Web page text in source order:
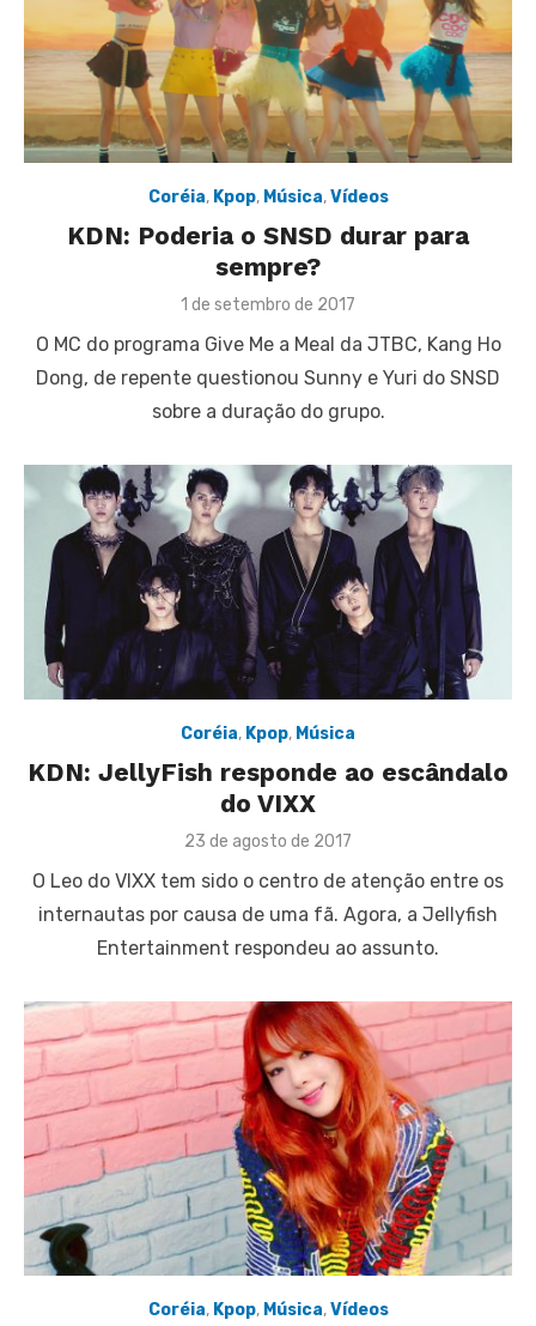
Coréia, Kpop, Música,Vídeos
KDN: Poderia o SNSD durar para
sempre?
Posted
1 de setembro de 2017
O MC do programa Give Me a Meal da JTBC, Kang Ho
Dong, de repente questionou Sunny e Yuri do SNSD
sobre a duração do grupo.
Coréia, Kpop, Música
KDN: JellyFish responde ao escândalo
do VIXX
Posted
23 de agosto de 2017
O Leo do VIXX tem sido o centro de atenção entre os
internautas por causa de uma fã. Agora, a Jellyfish
Entertainment respondeu ao assunto.
Coréia, Kpop, Música,Vídeos